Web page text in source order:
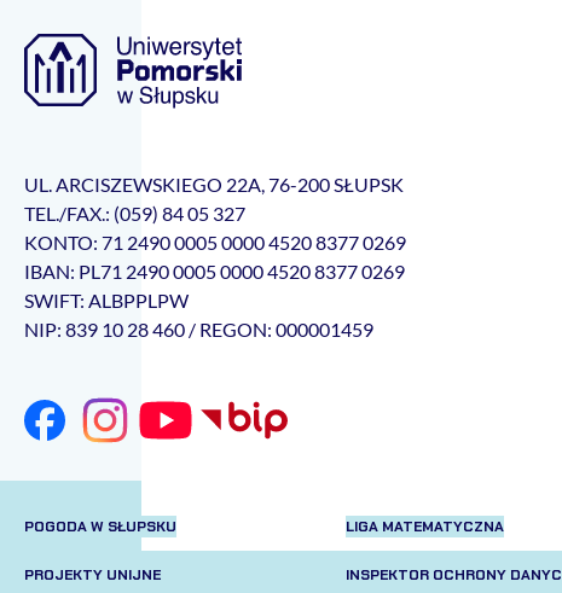
UL. ARCISZEWSKIEGO 22A, 76-200 SŁUPSK
TEL./FAX.: (059) 84 05 327
KONTO: 71 2490 0005 0000 4520 8377 0269
IBAN: PL71 2490 0005 0000 4520 8377 0269
SWIFT: ALBPPLPW
NIP: 839 10 28 460 / REGON: 000001459
POGODA W SŁUPSKU
PROJEKTY UNIJNE
LIGA MATEMATYCZNA
INSPEKTOR OCHRONY